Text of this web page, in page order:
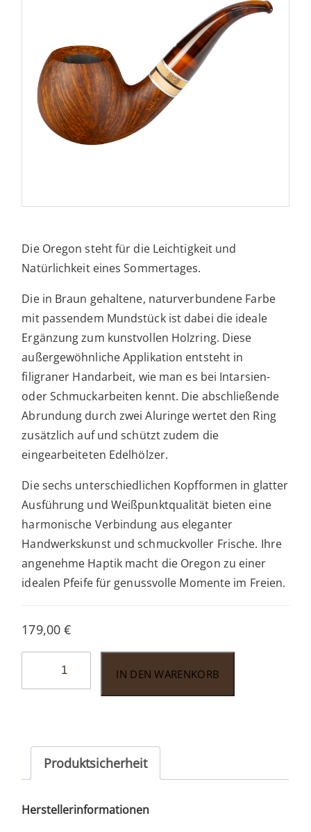
Die Oregon steht für die Leichtigkeit und
Natürlichkeit eines Sommertages.
Die in Braun gehaltene, naturverbundene Farbe
mit passendem Mundstück ist dabei die ideale
Ergänzung zum kunstvollen Holzring. Diese
außergewöhnliche Applikation entsteht in
filigraner Handarbeit, wie man es bei Intarsien-
oder Schmuckarbeiten kennt. Die abschließende
Abrundung durch zwei Aluringe wertet den Ring
zusätzlich auf und schützt zudem die
eingearbeiteten Edelhölzer.
Die sechs unterschiedlichen Kopfformen in glatter
Ausführung und Weißpunktqualität bieten eine
harmonische Verbindung aus eleganter
Handwerkskunst und schmuckvoller Frische. Ihre
angenehme Haptik macht die Oregon zu einer
idealen Pfeife für genussvolle Momente im Freien.
179,00€
IN DEN WARENKORB
Produktsicherheit
Herstellerinformationen